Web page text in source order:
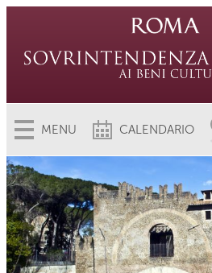
MENU CALENDARIO